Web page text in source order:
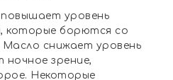
уровень
которые борются со
снижает уровень
ночное зрение,
Некоторые